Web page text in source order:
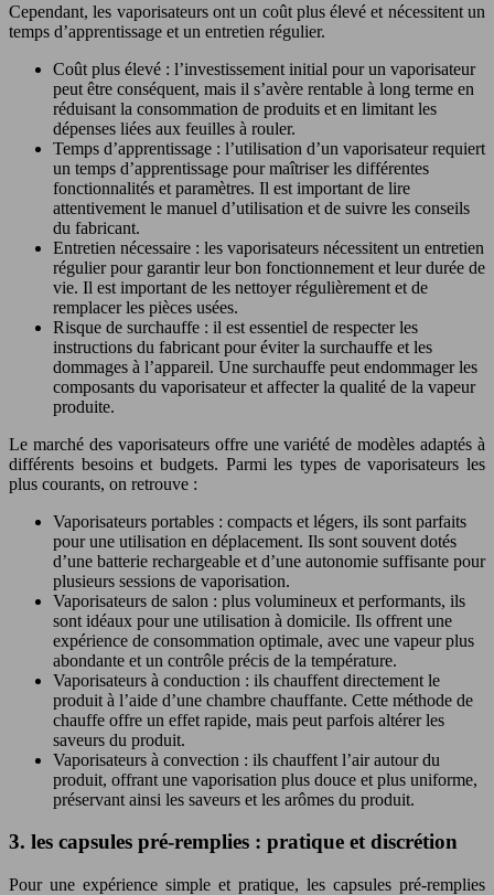
Cependant, les vaporisateurs ont un coût plus élevé et nécessitent un
temps d’apprentissage et un entretien régulier.
Coût plus élevé : l’investissement initial pour un vaporisateur
peut être conséquent, mais il s’avère rentable à long terme en
réduisant la consommation de produits et en limitant les
dépenses liées aux feuilles à rouler.
Temps d’apprentissage : l’utilisation d’un vaporisateur requiert
un temps d’apprentissage pour maîtriser les différentes
fonctionnalités et paramètres. Il est important de lire
attentivement le manuel d’utilisation et de suivre les conseils
du fabricant.
Entretien nécessaire : les vaporisateurs nécessitent un entretien
régulier pour garantir leur bon fonctionnement et leur durée de
vie. Il est important de les nettoyer régulièrement et de
remplacer les pièces usées.
Risque de surchauffe : il est essentiel de respecter les
instructions du fabricant pour éviter la surchauffe et les
dommages à l’appareil. Une surchauffe peut endommager les
composants du vaporisateur et affecter la qualité de la vapeur
produite.
Le marché des vaporisateurs offre une variété de modèles adaptés à
différents besoins et budgets. Parmi les types de vaporisateurs les
plus courants, on retrouve :
Vaporisateurs portables : compacts et légers, ils sont parfaits
pour une utilisation en déplacement. Ils sont souvent dotés
d’une batterie rechargeable et d’une autonomie suffisante pour
plusieurs sessions de vaporisation.
Vaporisateurs de salon : plus volumineux et performants, ils
sont idéaux pour une utilisation à domicile. Ils offrent une
expérience de consommation optimale, avec une vapeur plus
abondante et un contrôle précis de la température.
Vaporisateurs à conduction : ils chauffent directement le
produit à l’aide d’une chambre chauffante. Cette méthode de
chauffe offre un effet rapide, mais peut parfois altérer les
saveurs du produit.
Vaporisateurs à convection : ils chauffent l’air autour du
produit, offrant une vaporisation plus douce et plus uniforme,
préservant ainsi les saveurs et les arômes du produit.
3. les capsules pré-remplies : pratique et discrétion
Pour une expérience simple et pratique, les capsules pré-remplies